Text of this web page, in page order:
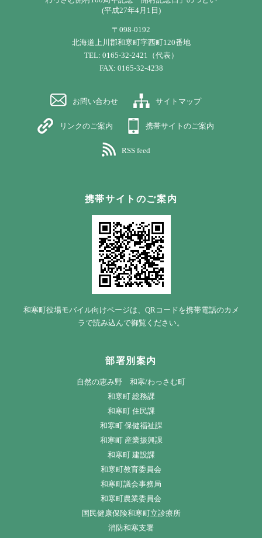
(平成27年4月1日)
〒098-0192
北海道上川郡和寒町字西町120番地
TEL: 0165-32-2421（代表）
FAX: 0165-32-4238
お問い合わせ サイトマップ
リンクのご案内 携帯サイトのご案内
RSS feed
携帯サイトのご案内
和寒町役場モバイル向けページは、QRコードを携帯電話のカメ
ラで読み込んで御覧ください。
部署別案内
自然の恵み野 和寒/わっさむ町
和寒町 総務課
和寒町 住民課
和寒町 保健福祉課
和寒町 産業振興課
和寒町 建設課
和寒町教育委員会
和寒町議会事務局
和寒町農業委員会
国民健康保険和寒町立診療所
消防和寒支署